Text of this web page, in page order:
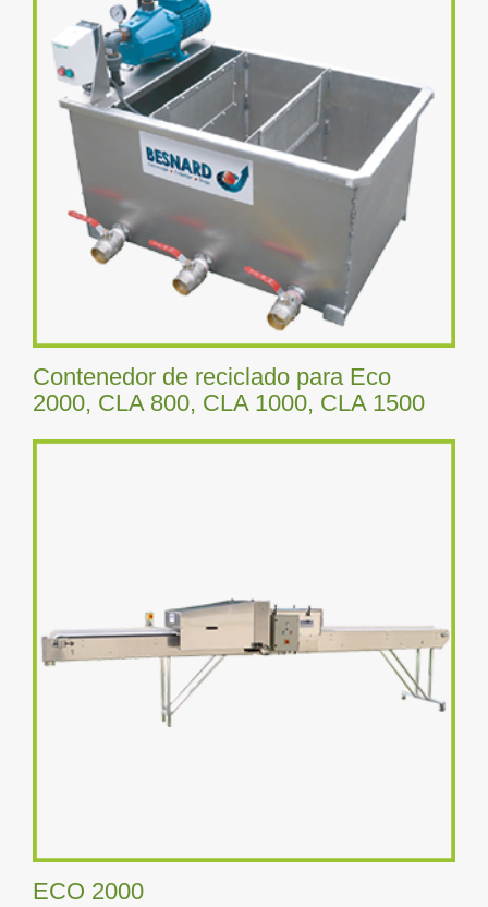
Contenedor de reciclado para Eco
2000, CLA 800, CLA 1000, CLA 1500
ECO 2000